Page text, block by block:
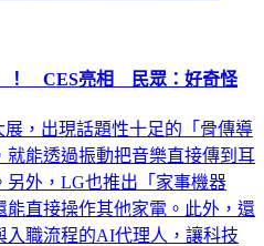
！ CES亮相 民眾：好奇怪
，出現話題性十足的「骨傳導
能透過振動把音樂直接傳到耳
另外，LG也推出「家事機器
能直接操作其他家電。此外，還
入職流程的AI代理人，讓科技